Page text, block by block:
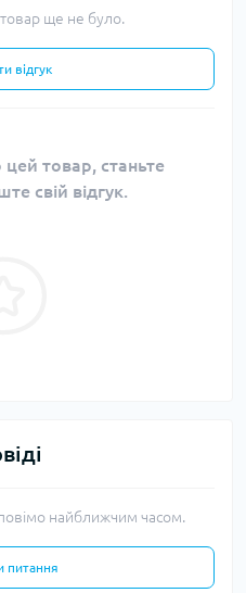
товар ще не було.
відгук
цей товар, станьте
свій відгук.
найближчим часом.
питання